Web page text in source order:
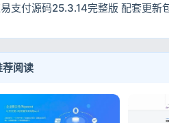
支付源码25.3.14完整版 配套更新
荐阅读